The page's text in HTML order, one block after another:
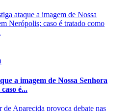
a imagem de Nossa Senhora
é...